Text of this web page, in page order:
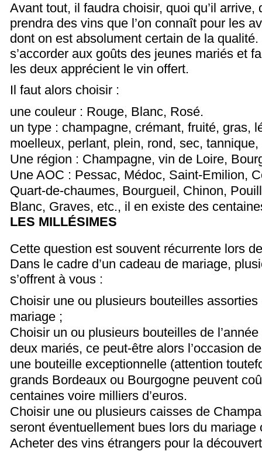
Avant tout, il faudra choisir, quoi qu’il arrive,
prendra des vins que l’on connaît pour les
dont on est absolument certain de la
s’accorder aux goûts des jeunes mariés et
les deux apprécient le vin offert.
Il faut alors choisir :
une couleur : Rouge, Blanc, Rosé.
un type : champagne, crémant, fruité, gras,
moelleux, perlant, plein, rond, sec, tannique,
Une région : Champagne, vin de Loire,
Une AOC : Pessac, Médoc, Saint-Emilion,
Quart-de-chaumes, Bourgueil, Chinon,
Blanc, Graves, etc., il en existe des
LES MILLÉSIMES
Cette question est souvent récurrente lors de
Dans le cadre d’un cadeau de mariage,
s’offrent à vous :
Choisir une ou plusieurs bouteilles assorties
mariage ;
Choisir un ou plusieurs bouteilles de
deux mariés, ce peut-être alors l’occasion
une bouteille exceptionnelle (attention
grands Bordeaux ou Bourgogne peuvent
centaines voire milliers d’euros.
Choisir une ou plusieurs caisses de
seront éventuellement bues lors du mariage
Acheter des vins étrangers pour la